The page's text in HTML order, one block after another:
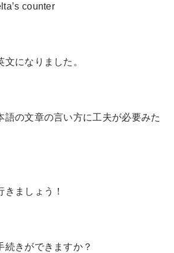
counter
になりました。
語の文章の言い方に工夫が必要みた
ましょう！
続きができますか？